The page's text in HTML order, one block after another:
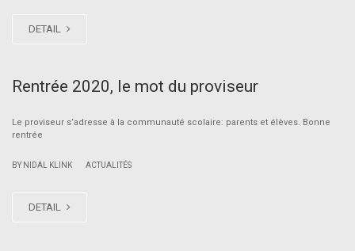
DETAIL
Rentrée 2020, le mot du proviseur
Le proviseur s’adresse à la communauté scolaire: parents et élèves. Bonne
rentrée
BY NIDAL KLINK ACTUALITÉS
DETAIL